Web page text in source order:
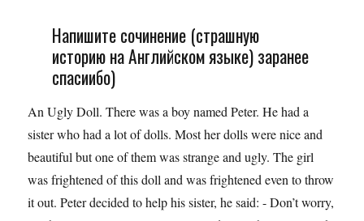
Напишите сочинение (страшную
историю на Английском языке) заранее
спасиибо)
An Ugly Doll. There was a boy named Peter. He had a
sister who had a lot of dolls. Most her dolls were nice and
beautiful but one of them was strange and ugly. The girl
was frightened of this doll and was frightened even to throw
it out. Peter decided to help his sister, he said: - Don’t worry,